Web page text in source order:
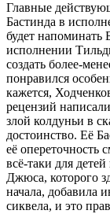
Главные
Бастинда в
будет напоминать
исполнении
создать более-
понравился
кажется,
рецензий
злой колдуньи в
достоинство. Её
её опереточность
всё-таки для
Джюса, которого
начала, добавила
сиквела, и это